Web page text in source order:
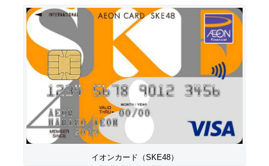
イオンカード（SKE48）